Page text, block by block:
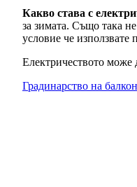
Какво става с
за зимата. Също така
условие че
Електричеството може
Градинарство на